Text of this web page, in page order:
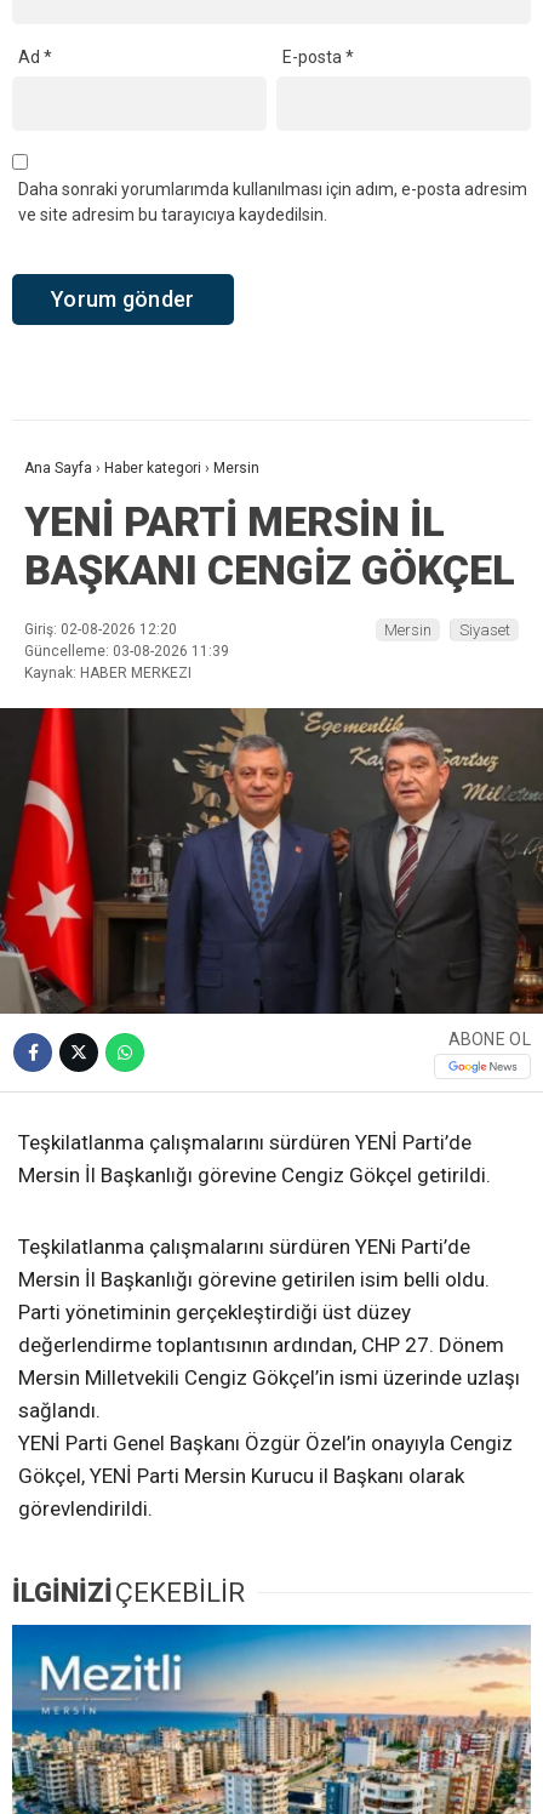
Ad * E-posta*
Daha sonraki yorumlarımda kullanılması için adım, e-posta adresim
ve site adresim bu tarayıcıya kaydedilsin.
Ana Sayfa › Haber kategori › Mersin
YENİ PARTİ MERSİN İL
BAŞKANI CENGİZ GÖKÇEL
Giriş: 02-08-2026 12:20
Güncelleme: 03-08-2026 11:39
Kaynak: HABER MERKEZI
Mersin Siyaset
ABONE OL
Teşkilatlanma çalışmalarını sürdüren YENİ Parti’de
Mersin İl Başkanlığı görevine Cengiz Gökçel getirildi.
Teşkilatlanma çalışmalarını sürdüren YENi Parti’de
Mersin İl Başkanlığı görevine getirilen isim belli oldu.
Parti yönetiminin gerçekleştirdiği üst düzey
değerlendirme toplantısının ardından, CHP 27. Dönem
Mersin Milletvekili Cengiz Gökçel’in ismi üzerinde uzlaşı
sağlandı.
YENİ Parti Genel Başkanı Özgür Özel’in onayıyla Cengiz
Gökçel, YENİ Parti Mersin Kurucu il Başkanı olarak
görevlendirildi.
İLGİNİZİ ÇEKEBİLİR